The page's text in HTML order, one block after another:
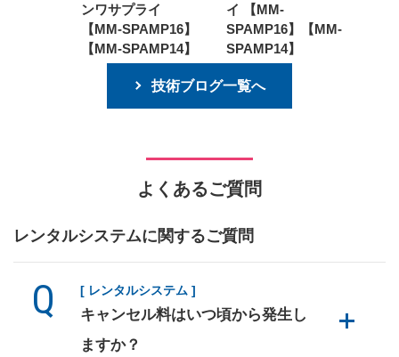
ンワサプライ
【MM-SPAMP16】
【MM-SPAMP14】
イ 【MM-
SPAMP16】【MM-
SPAMP14】
技術ブログ一覧へ
よくあるご質問
レンタルシステムに関するご質問
[ レンタルシステム ]
キャンセル料はいつ頃から発生し
ますか？